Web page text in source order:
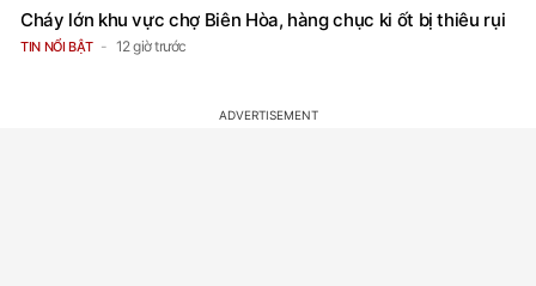
Cháy lớn khu vực chợ Biên Hòa, hàng chục ki ốt bị thiêu rụi
TIN NỔI BẬT 12 giờ trước